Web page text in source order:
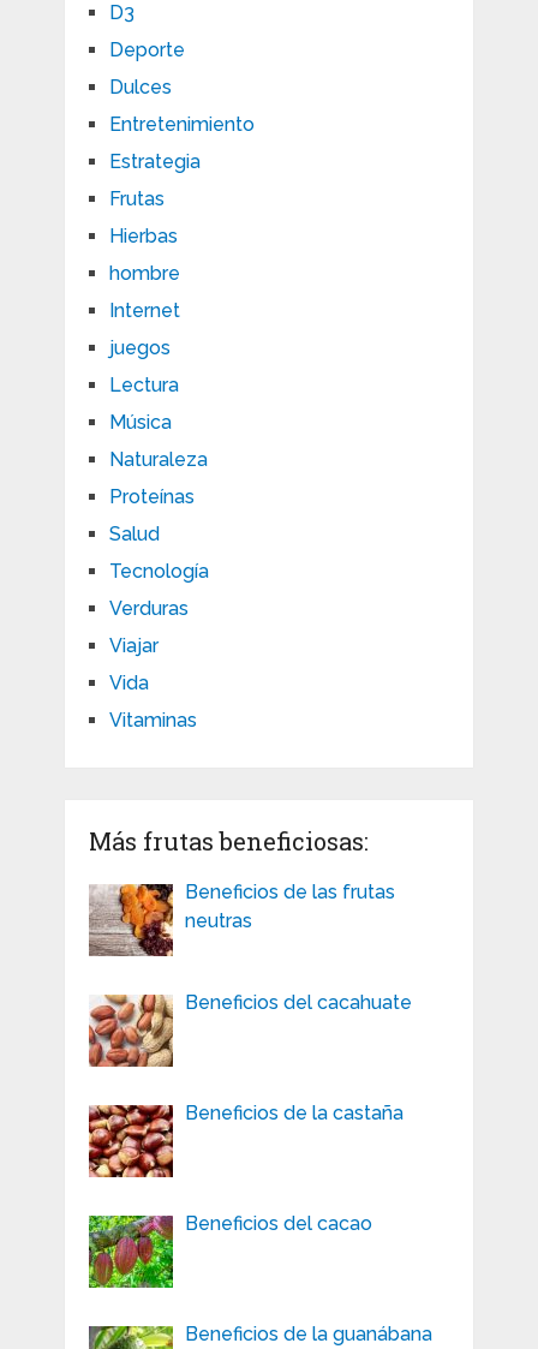
D3
Deporte
Dulces
Entretenimiento
Estrategia
Frutas
Hierbas
hombre
Internet
juegos
Lectura
Música
Naturaleza
Proteínas
Salud
Tecnología
Verduras
Viajar
Vida
Vitaminas
Más frutas beneficiosas:
Beneficios de las frutas
neutras
Beneficios del cacahuate
Beneficios de la castaña
Beneficios del cacao
Beneficios de la guanábana